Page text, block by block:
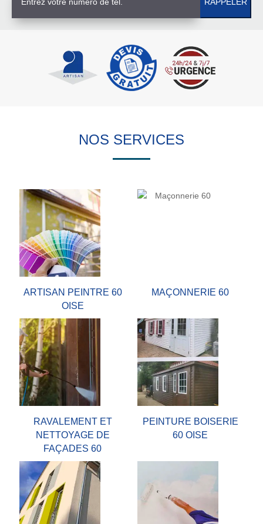
NOS SERVICES
ARTISAN PEINTRE 60
OISE
MAÇONNERIE 60
RAVALEMENT ET
NETTOYAGE DE
FAÇADES 60
PEINTURE BOISERIE
60 OISE